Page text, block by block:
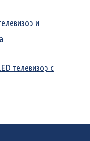
и
телевизор с